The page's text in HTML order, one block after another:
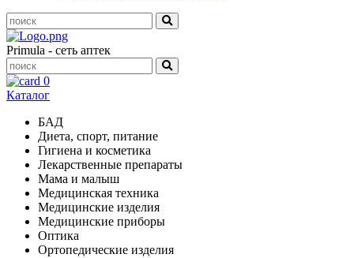
Primula - сеть аптек
0
Каталог
БАД
Диета, спорт, питание
Гигиена и косметика
Лекарственные препараты
Мама и малыш
Медицинская техника
Медицинские изделия
Медицинские приборы
Оптика
Ортопедические изделия